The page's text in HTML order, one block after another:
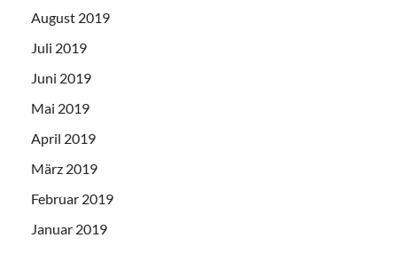
August 2019
Juli 2019
Juni 2019
Mai 2019
April 2019
März 2019
Februar 2019
Januar 2019